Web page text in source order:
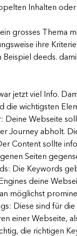
Inhalten
grosses Thema
ihre
Beispiel deeds.
jetzt viel Info.
die wichtigsten
Deine Webseite
Journey abholt.
Content sollte
Seiten
Die Keywords
deine
an möglichst
Diese sind für
einer Webseite,
die richtigen